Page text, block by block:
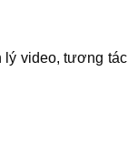
lý video, tương tác